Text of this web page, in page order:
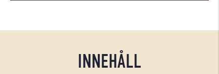
INNEHÅLL